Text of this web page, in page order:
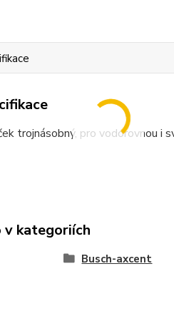
trojnásobný, pro vodorovnou i
v kategoriích
Busch-axcent